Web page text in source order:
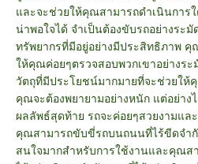
และจะช่วยให้คุณสามารถดำเนินการ
น่าพอใจได้ จำเป็นต้องขับรถอย่างระ
ทรัพยากรที่มีอยู่อย่างมีประสิทธิภาพ คุ
ให้คุณค่อยๆตรวจสอบพวกเขาอย่างร
วัตถุที่มีประโยชน์มากมายที่จะช่วยใ
คุณจะต้องพยายามอย่างหนัก แต่อย่า
ผลลัพธ์สุดท้าย รถจะค่อยๆสวยงามแล
คุณสามารถขับขี่รถบนถนนที่ไร้ขีดจำ
สนใจมากสำหรับการใช้งานและคุณ